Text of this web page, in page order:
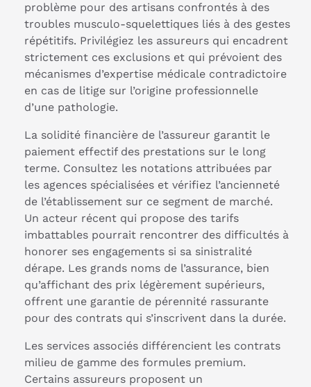
problème pour des artisans confrontés à des
troubles musculo-squelettiques liés à des gestes
répétitifs. Privilégiez les assureurs qui encadrent
strictement ces exclusions et qui prévoient des
mécanismes d’expertise médicale contradictoire
en cas de litige sur l’origine professionnelle
d’une pathologie.
La solidité financière de l’assureur garantit le
paiement effectif des prestations sur le long
terme. Consultez les notations attribuées par
les agences spécialisées et vérifiez l’ancienneté
de l’établissement sur ce segment de marché.
Un acteur récent qui propose des tarifs
imbattables pourrait rencontrer des difficultés à
honorer ses engagements si sa sinistralité
dérape. Les grands noms de l’assurance, bien
qu’affichant des prix légèrement supérieurs,
offrent une garantie de pérennité rassurante
pour des contrats qui s’inscrivent dans la durée.
Les services associés différencient les contrats
milieu de gamme des formules premium.
Certains assureurs proposent un